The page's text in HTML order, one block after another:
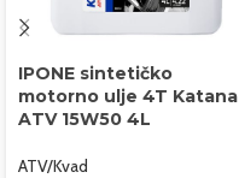
IPONE sintetičko
motorno ulje 4T Katana
ATV 15W50 4L
ATV/Kvad